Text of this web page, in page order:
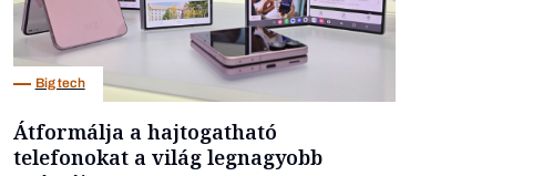
Big tech
Átformálja a hajtogatható
telefonokat a világ legnagyobb